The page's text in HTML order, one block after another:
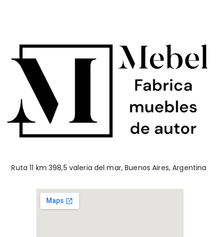
Ruta 11 km 398,5 valeria del mar, Buenos Aires, Argentina